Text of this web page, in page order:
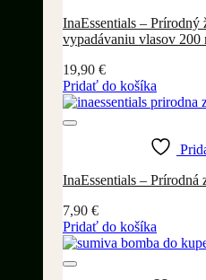
InaEssentials –
vypadávaniu vlasov 200
19,90 €
Pridať do košíka
InaEssentials – Prírodná
7,90 €
Pridať do košíka